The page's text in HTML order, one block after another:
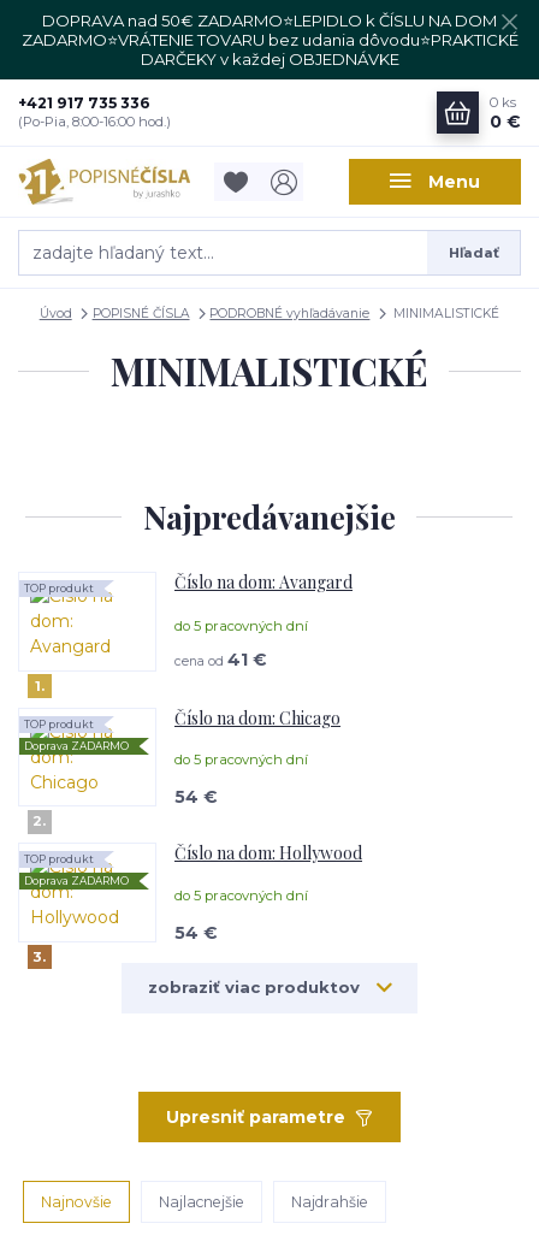
DOPRAVA nad 50€ ZADARMO⭐LEPIDLO k ČÍSLU NA DOM
ZADARMO⭐VRÁTENIE TOVARU bez udania dôvodu⭐PRAKTICKÉ
DARČEKY v každej OBJEDNÁVKE
Menu
Hľadať
+421 917 735 336
(Po-Pia, 8:00-16:00 hod.)
0 ks
0 €
Úvod POPISNÉ ČÍSLA PODROBNÉ vyhľadávanie MINIMALISTICKÉ
MINIMALISTICKÉ
Najpredávanejšie
1.
Číslo na dom: Avangard
do 5 pracovných dní
TOP produkt
cena od 41 €
2.
Číslo na dom: Chicago
do 5 pracovných dní
TOP produkt
Doprava ZADARMO
54 €
3.
Číslo na dom: Hollywood
do 5 pracovných dní
TOP produkt
Doprava ZADARMO
54 €
zobraziť viac produktov
Upresniť parametre
Najnovšie Najlacnejšie Najdrahšie